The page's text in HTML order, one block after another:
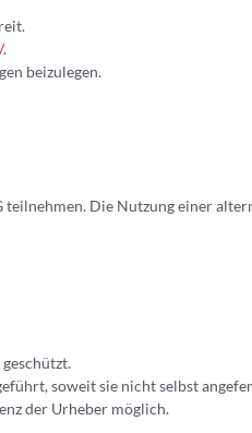
.
beizulegen.
Die Nutzung einer
soweit sie nicht selbst
der Urheber möglich.